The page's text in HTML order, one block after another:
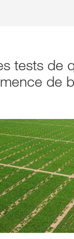
tests de
de